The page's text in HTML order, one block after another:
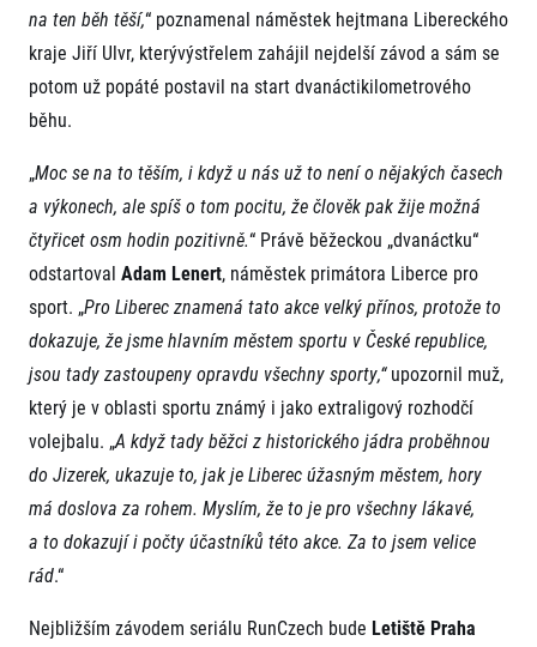
na ten běh těší,“ poznamenal náměstek hejtmana Libereckého
kraje Jiří Ulvr, kterývýstřelem zahájil nejdelší závod a sám se
potom už popáté postavil na start dvanáctikilometrového
běhu.
„Moc se na to těším, i když u nás už to není o nějakých časech
a výkonech, ale spíš o tom pocitu, že člověk pak žije možná
čtyřicet osm hodin pozitivně.“ Právě běžeckou „dvanáctku“
odstartoval Adam Lenert, náměstek primátora Liberce pro
sport. „Pro Liberec znamená tato akce velký přínos, protože to
dokazuje, že jsme hlavním městem sportu v České republice,
jsou tady zastoupeny opravdu všechny sporty,“upozornil muž,
který je v oblasti sportu známý i jako extraligový rozhodčí
volejbalu. „A když tady běžci z historického jádra proběhnou
do Jizerek, ukazuje to, jak je Liberec úžasným městem, hory
má doslova za rohem. Myslím, že to je pro všechny lákavé,
a to dokazují i počty účastníků této akce. Za to jsem velice
rád.“
Nejbližším závodem seriálu RunCzech bude Letiště Praha